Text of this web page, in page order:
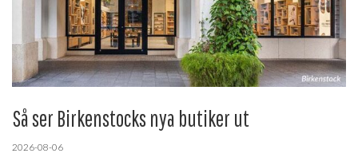
Så ser Birkenstocks nya butiker ut
2026-08-06